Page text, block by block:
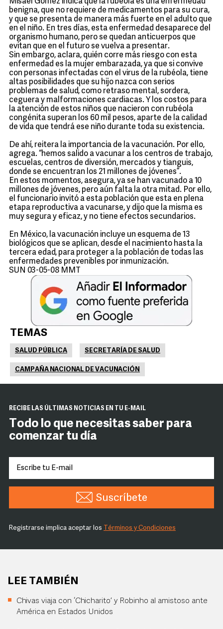
benigna, que no requiere de medicamentos para su cura,
y que se presenta de manera más fuerte en el adulto que
en el niño. En tres días, esta enfermedad desaparece del
organismo humano, pero se quedan anticuerpos que
evitan que en el futuro se vuelva a presentar.
Sin embargo, aclara, quién corre más riesgo con esta
enfermedad es la mujer embarazada, ya que si convive
con personas infectadas con el virus de la rubéola, tiene
altas posibilidades que su hijo nazca con serios
problemas de salud, como retraso mental, sordera,
ceguera y malformaciones cardiacas. Y los costos para
la atención de estos niños que nacieron con rubéola
congénita superan los 60 mil pesos, aparte de la calidad
de vida que tendrá ese niño durante toda su existencia.
De ahí, reitera la importancia de la vacunación. Por ello,
agrega. “hemos salido a vacunar a los centros de trabajo,
escuelas, centros de diversión, mercados y tianguis,
donde se encuentran los 21 millones de jóvenes”.
En estos momentos, asegura, ya se han vacunado a 10
millones de jóvenes, pero aún falta la otra mitad. Por ello,
el funcionario invitó a esta población que esta en plena
etapa reproductiva a vacunarse, y dijo que la misma es
muy segura y eficaz, y no tiene efectos secundarios.
En México, la vacunación incluye un esquema de 13
biológicos que se aplican, desde el nacimiento hasta la
tercera edad, para proteger a la población de todas las
enfermedades prevenibles por inmunización.
SUN 03-05-08 MMT
TEMAS
SALUD PÚBLICA SECRETARÍA DE SALUD
CAMPAÑA NACIONAL DE VACUNACIÓN
RECIBE LAS ÚLTIMAS NOTICIAS EN TU E-MAIL
Todo lo que necesitas saber para
comenzar tu día
Suscríbete
Registrarse implica aceptar los Términos y Condiciones
LEE TAMBIÉN
Chivas viaja con ‘Chicharito’ y Robinho al amistoso ante
América en Estados Unidos